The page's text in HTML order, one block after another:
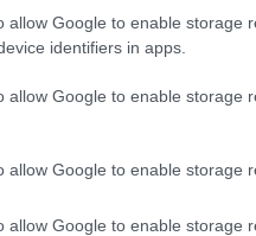
allow Google to enable storage
identifiers in apps.
allow Google to enable storage
allow Google to enable storage
allow Google to enable storage